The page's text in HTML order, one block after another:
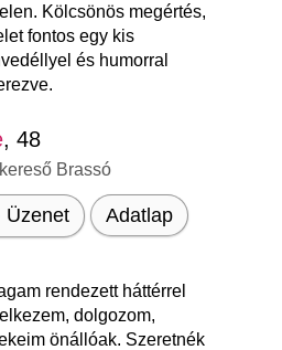
Kölcsönös megértés,
fontos egy kis
és humorral
, 48
Brassó
Üzenet Adatlap
rendezett háttérrel
dolgozom,
önállóak. Szeretnék